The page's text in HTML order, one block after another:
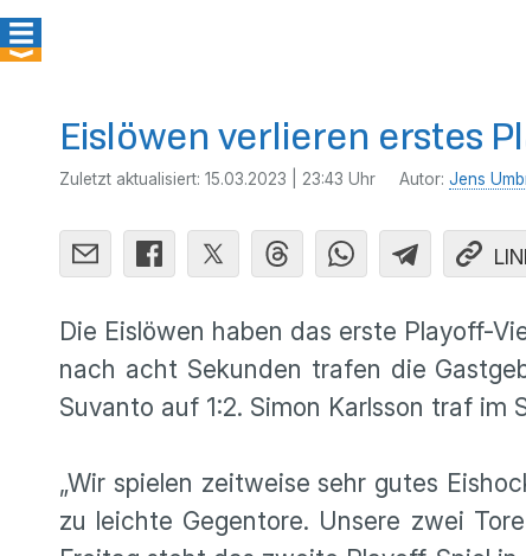
Eislöwen verlieren erstes
Zuletzt aktualisiert: 15.03.2023 | 23:43 Uhr Autor: Jens
Die Eislöwen haben das erste Playoff-
nach acht Sekunden trafen die
Suvanto auf 1:2. Simon Karlsson traf
„Wir spielen zeitweise sehr gutes
zu leichte Gegentore. Unsere zwei